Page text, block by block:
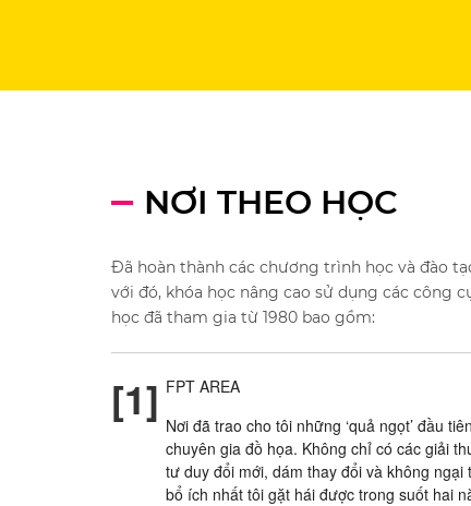
NƠI THEO HỌC
Đã hoàn thành các chương trình học và đào
với đó, khóa học nâng cao sử dụng các công
học đã tham gia từ 1980 bao gồm:
[1] FPT AREA
Nơi đã trao cho tôi những ‘quả ngọt’ đầu
chuyên gia đồ họa. Không chỉ có các giải
tư duy đổi mới, dám thay đổi và không
bổ ích nhất tôi gặt hái được trong suốt hai